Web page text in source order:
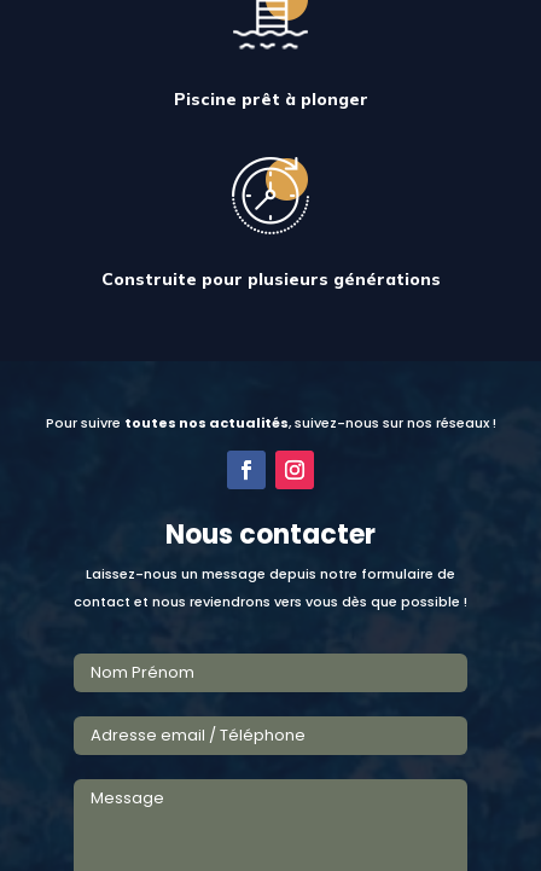
Piscine prêt à plonger
Construite pour plusieurs générations
Pour suivre toutes nos actualités, suivez-nous sur nos réseaux !
Nous contacter
Laissez-nous un message depuis notre formulaire de
contact et nous reviendrons vers vous dès que possible !